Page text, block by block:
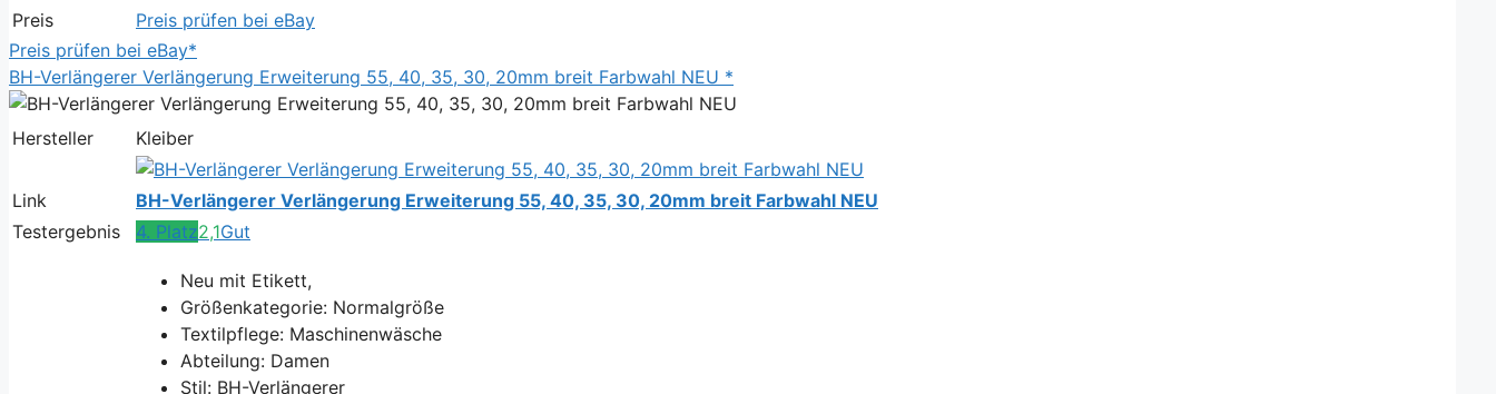
Preis
Preis prüfen bei eBay
Preis prüfen bei eBay*
BH-Verlängerer Verlängerung Erweiterung 55, 40, 35, 30, 20mm breit Farbwahl NEU *
Hersteller Kleiber
Link
BH-Verlängerer Verlängerung Erweiterung 55, 40, 35, 30, 20mm breit Farbwahl NEU
Testergebnis
4. Platz2,1Gut
Neu mit Etikett,
Größenkategorie: Normalgröße
Textilpflege: Maschinenwäsche
Abteilung: Damen
Stil: BH-Verlängerer